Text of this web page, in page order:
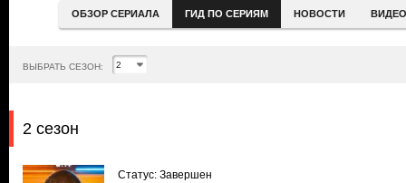
ОБЗОР СЕРИАЛА ГИД ПО СЕРИЯМ НОВОСТИ ВИДЕО
ВЫБРАТЬ СЕЗОН:
2 сезон
Статус: Завершен